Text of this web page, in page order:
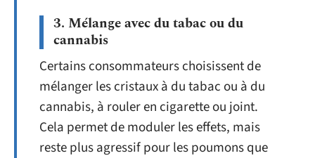
3. Mélange avec du tabac ou du
cannabis
Certains consommateurs choisissent de
mélanger les cristaux à du tabac ou à du
cannabis, à rouler en cigarette ou joint.
Cela permet de moduler les effets, mais
reste plus agressif pour les poumons que